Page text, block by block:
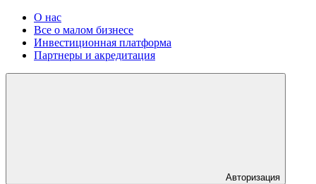
О нас
Все о малом бизнесе
Инвестиционная платформа
Партнеры и акредитация
Авторизация